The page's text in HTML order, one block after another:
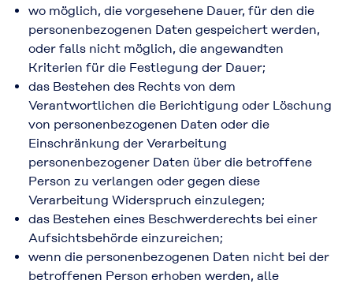
wo möglich, die vorgesehene Dauer, für den die
personenbezogenen Daten gespeichert werden,
oder falls nicht möglich, die angewandten
Kriterien für die Festlegung der Dauer;
das Bestehen des Rechts von dem
Verantwortlichen die Berichtigung oder Löschung
von personenbezogenen Daten oder die
Einschränkung der Verarbeitung
personenbezogener Daten über die betroffene
Person zu verlangen oder gegen diese
Verarbeitung Widerspruch einzulegen;
das Bestehen eines Beschwerderechts bei einer
Aufsichtsbehörde einzureichen;
wenn die personenbezogenen Daten nicht bei der
betroffenen Person erhoben werden, alle